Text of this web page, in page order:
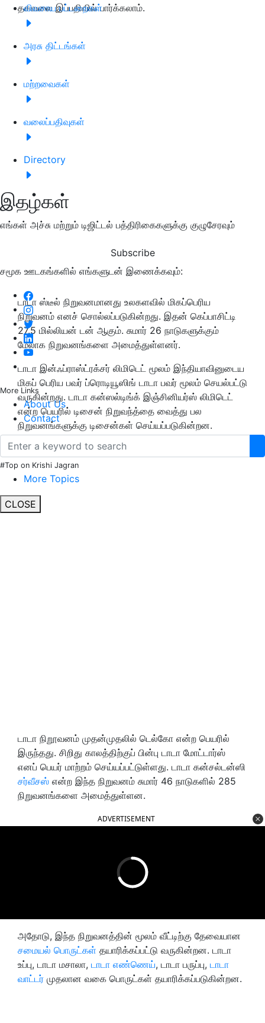
விவசாய பட்டறைகள்
அரசு திட்டங்கள்
மற்றவைகள்
வலைப்பதிவுகள்
Directory
இதழ்கள்
எங்கள் அச்சு மற்றும் டிஜிட்டல் பத்திரிகைகளுக்கு குழுசேரவும்
Subscribe
சமூக ஊடகங்களில் எங்களுடன் இணைக்கவும்:
More Links
About Us
Contact
#Top on Krishi Jagran
More Topics
CLOSE
தகவலை இப்பதிவில் பார்க்கலாம்.
டாடா ஸ்டீல் நிறுவனமானது உலகளவில் மிகப்பெரிய
நிறுவனம் எனச் சொல்லப்படுகின்றது. இதன் கெப்பாசிட்டி
27.5 மில்லியன் டன் ஆகும். சுமார் 26 நாடுகளுக்கும்
மேலாக நிறுவனங்களை அமைத்துள்ளனர்.
டாடா இன்ஃப்ராஸ்ட்ரக்சர் லிமிடெட் மூலம் இந்தியாவினுடைய
மிகப் பெரிய பவர் ப்ரொடியூஸிங் டாடா பவர் மூலம் செயல்பட்டு
வருகின்றது. டாடா கன்ஸல்டிங்க் இஞ்சினியர்ஸ் லிமிடெட்
என்ற பெயரில் டிசைன் நிறுவந்த்தை வைத்து பல
நிறுவனங்களுக்கு டிசைன்கள் செய்யப்படுகின்றன.
டாடா நிறூவனம் முதன்முதலில் டெல்கோ என்ற பெயரில்
இருந்தது. சிறிது காலத்திற்குப் பின்பு டாடா மோட்டார்ஸ்
எனப் பெயர் மாற்றம் செய்யப்பட்டுள்ளது. டாடா கன்சல்டன்ஸி
சர்வீசஸ் என்ற இந்த நிறுவனம் சுமார் 46 நாடுகளில் 285
நிறுவனங்களை அமைத்துள்ளன.
ADVERTISEMENT
அதோடு, இந்த நிறுவனத்தின் மூலம் வீட்டிற்கு தேவையான
சமையல் பொருட்கள் தயாரிக்கப்பட்டு வருகின்றன. டாடா
உப்பு, டாடா மசாலா, டாடா எண்ணெய், டாடா பருப்பு, டாடா
வாட்டர் முதலான வகை பொருட்கள் தயாரிக்கப்படுகின்றன.